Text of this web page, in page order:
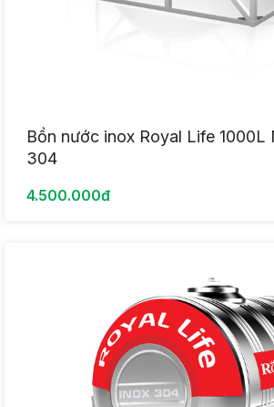
Bồn nước inox Royal Life 1000L
304
4.500.000đ